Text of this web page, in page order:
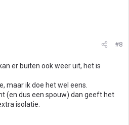
#8
er buiten ook weer uit, het is
maar ik doe het wel eens.
(en dus een spouw) dan geeft het
isolatie.